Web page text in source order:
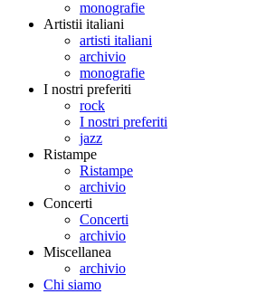
monografie
Artistii italiani
artisti italiani
archivio
monografie
I nostri preferiti
rock
I nostri preferiti
jazz
Ristampe
Ristampe
archivio
Concerti
Concerti
archivio
Miscellanea
archivio
Chi siamo